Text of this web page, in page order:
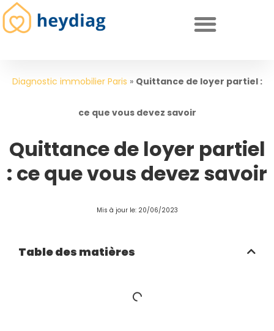
Diagnostic immobilier Paris » Quittance de loyer partiel :
ce que vous devez savoir
Quittance de loyer partiel
: ce que vous devez savoir
Mis à jour le: 20/06/2023
Table des matières